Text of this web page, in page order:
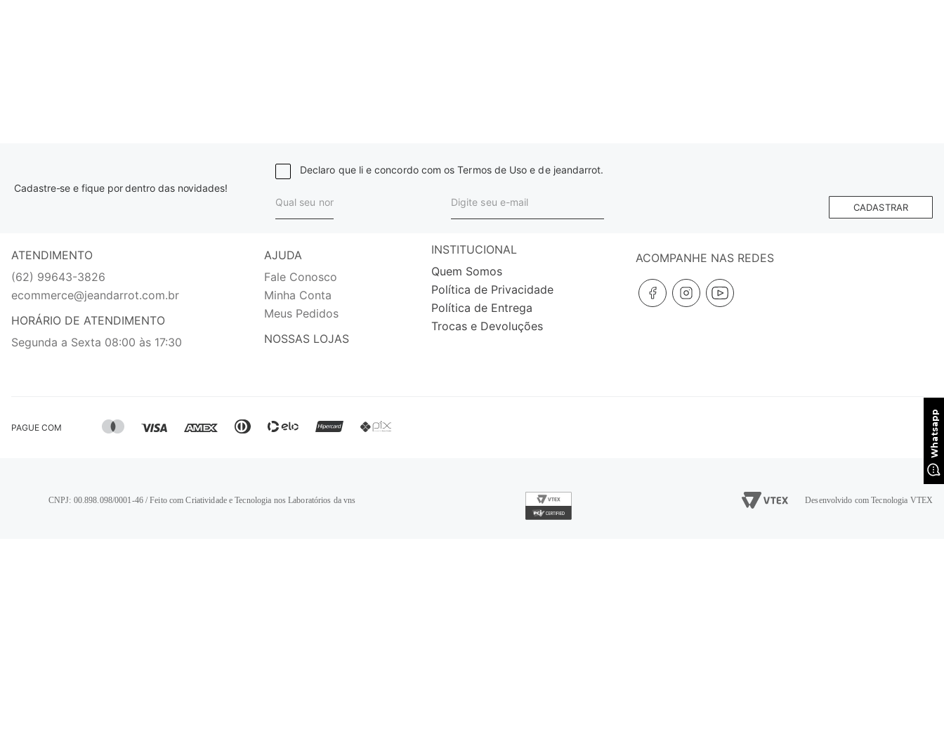
Cadastre-se e fique por dentro das novidades!
Declaro que li e concordo com os Termos de Uso e de jeandarrot.
CADASTRAR
ATENDIMENTO
(62) 99643-3826
ecommerce@jeandarrot.com.br
HORÁRIO DE ATENDIMENTO
Segunda a Sexta 08:00 às 17:30
AJUDA
Fale Conosco
Minha Conta
Meus Pedidos
NOSSAS LOJAS
INSTITUCIONAL
Quem Somos
Política de Privacidade
Política de Entrega
Trocas e Devoluções
ACOMPANHE NAS REDES
PAGUE COM
CNPJ: 00.898.098/0001-46 / Feito com Criatividade e Tecnologia nos Laboratórios da vns Desenvolvido com Tecnologia VTEX